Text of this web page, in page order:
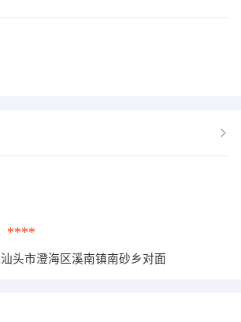
****
汕头市澄海区溪南镇南砂乡对面